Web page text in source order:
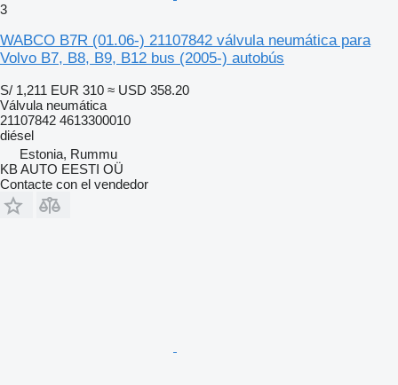
3
WABCO B7R (01.06-) 21107842 válvula neumática para
Volvo B7, B8, B9, B12 bus (2005-) autobús
S/ 1,211 EUR 310 ≈ USD 358.20
Válvula neumática
21107842 4613300010
diésel
Estonia, Rummu
KB AUTO EESTI OÜ
Contacte con el vendedor